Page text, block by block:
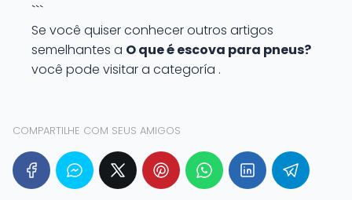
```
Se você quiser conhecer outros artigos
semelhantes a O que é escova para pneus?
você pode visitar a categoría .
COMPARTILHE COM SEUS AMIGOS